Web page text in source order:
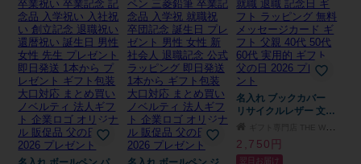
名入れ ブックカバー
リサイクルレザー 文庫
卒業 卒業記念品 就職
退職 記念日 ギフト ラ
2,750円
翌日お届け